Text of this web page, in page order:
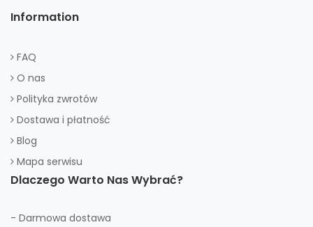
Information
FAQ
O nas
Polityka zwrotów
Dostawa i płatność
Blog
Mapa serwisu
Dlaczego Warto Nas Wybrać?
- Darmowa dostawa